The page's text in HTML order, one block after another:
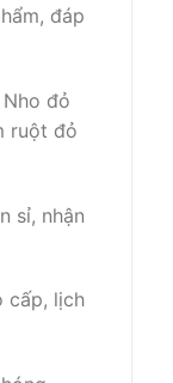
đáp
Nho đỏ
ruột đỏ
sỉ, nhận
cấp, lịch